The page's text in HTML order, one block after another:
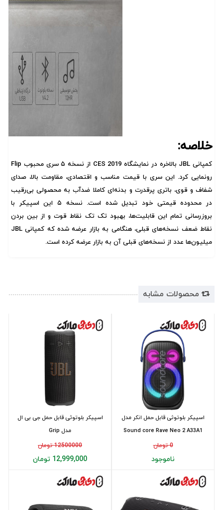
خلاصه:
کمپانی JBL بالاخره در نمایشگاه CES 2019 از نسخه ۵ سری محبوب Flip
رونمایی کرد. این سری با قیمت مناسب و اقتصادی، مقاومت بالا، صدای
شفاف و قوی، باتری پرقدرت و بدنه‌ای کاملا ضدآب به محصولی بی‌رقیب
در محدوده قیمتی خود تبدیل شده است. نسخه ۵ این اسپیکر با
بروزرسانی تمام این قابلیت‌ها، بهبود تک تک نقاط قوت و از بین بردن
نقاط ضعف نسخه‌های قبلی، هنگامی به بازار عرضه شده که کمپانی JBL
میلیون‌ها عدد از نسخه‌های قبلی آن به بازار عرضه کرده است.
محصولات مشابه
اسپیکر بلوتوثی قابل حمل جی بی ال
مدل Grip
12500000 تومان
12,999,000 تومان
اسپیکر بلوتوثی قابل حمل انکر مدل
Sound core Rave Neo 2 A33A1
0 تومان
ناموجود